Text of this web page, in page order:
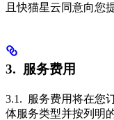
且快猫星云同意向您
3. 服务费用
3.1. 服务费用将在您
体服务类型并按列明